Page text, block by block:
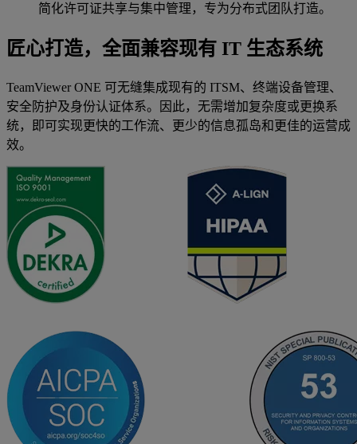
简化许可证共享与集中管理，专为分布式团队打造。
匠心打造，全面兼容现有 IT 生态系统
TeamViewer ONE 可无缝集成现有的 ITSM、终端设备管理、
安全防护及身份认证体系。因此，无需增加复杂度或更换系
统，即可实现更快的工作流、更少的信息孤岛和更佳的运营成
效。